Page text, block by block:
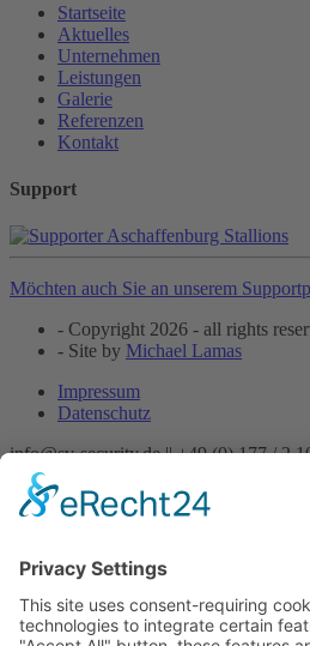
Startseite
Aktuelles
Unternehmen
Leistungen
Galerie
Referenzen
Kontakt
Support
Möchten auch Sie an unserem
- Copyright 2026 - all rights
- Site by Michael Lamas
Impressum
Datenschutz
info@sv-security.de ||+49 (0) 177 / 2
Startseite
Aktuelles
Mitarbeiter
Leistungen
Chauffeur/Fahrservice
Detektei